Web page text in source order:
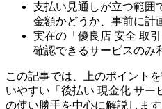
支払い見通しが立つ範囲
金額かどうか、事前に計
実在の「優良店 安全 取
確認できるサービスのみ
この記事では、上のポイント
いやすい「後払い 現金化 サー
の使い勝手を中心に解説します